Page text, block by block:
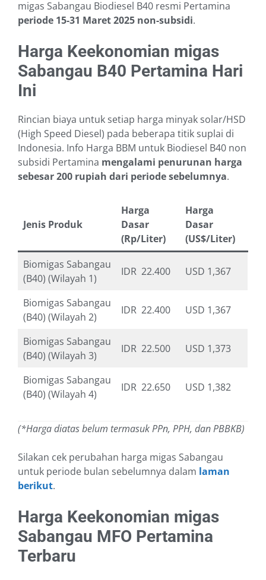
migas Sabangau Biodiesel B40 resmi Pertamina
periode 15-31 Maret 2025 non-subsidi.
Harga Keekonomian migas
Sabangau B40 Pertamina Hari
Ini
Rincian biaya untuk setiap harga minyak solar/HSD
(High Speed Diesel) pada beberapa titik suplai di
Indonesia. Info Harga BBM untuk Biodiesel B40 non
subsidi Pertamina mengalami penurunan harga
sebesar 200 rupiah dari periode sebelumnya.
Jenis Produk
Harga
Dasar
(Rp/Liter)
Harga
Dasar
(US$/Liter)
Biomigas Sabangau
(B40) (Wilayah 1)
IDR 22.400 USD 1,367
Biomigas Sabangau
(B40) (Wilayah 2)
IDR 22.400 USD 1,367
Biomigas Sabangau
(B40) (Wilayah 3)
IDR 22.500 USD 1,373
Biomigas Sabangau
(B40) (Wilayah 4)
IDR 22.650 USD 1,382
(*Harga diatas belum termasuk PPn, PPH, dan PBBKB)
Silakan cek perubahan harga migas Sabangau
untuk periode bulan sebelumnya dalam laman
berikut.
Harga Keekonomian migas
Sabangau MFO Pertamina
Terbaru